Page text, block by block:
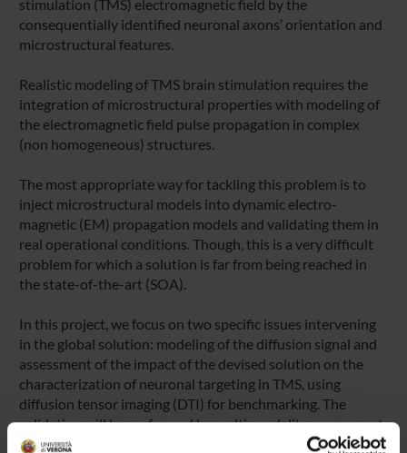
stimulation (TMS) electromagnetic field by the
consequentially identified neuronal axons’ orientation and
microstructural features.
Realistic modeling of TMS brain stimulation requires the
integration of microstructural properties with modeling of
the electromagnetic field pulse propagation in complex
(non homogeneous) structures.
The most appropriate way for tackling this problem is to
inject microstructural models into dynamic electro-
magnetic (EM) propagation models and validating them in
real operational conditions. Though, this is a very difficult
problem for which a solution is far from being reached in
the state-of-the-art (SOA).
In this project, we focus on two specific issues intervening
in the global solution: modeling of the diffusion signal and
assessment of the impact of the devised solution on the
characterization of neuronal targeting in TMS, using
diffusion tensor imaging (DTI) for benchmarking. The
validation will be performed by multi-modality assessment
by two ad-hoc experiments. These will be performed using